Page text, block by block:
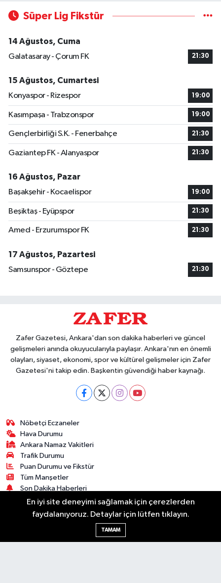
Süper Lig Fikstür
14 Ağustos, Cuma
Galatasaray - Çorum FK
21:30
15 Ağustos, Cumartesi
Konyaspor - Rizespor
19:00
Kasımpaşa - Trabzonspor 19:00
Gençlerbirliği S.K. - Fenerbahçe 21:30
Gaziantep FK - Alanyaspor 21:30
16 Ağustos, Pazar
Başakşehir - Kocaelispor
19:00
Beşiktaş - Eyüpspor 21:30
Amed - Erzurumspor FK 21:30
17 Ağustos, Pazartesi
Samsunspor - Göztepe
21:30
Zafer Gazetesi, Ankara'dan son dakika haberleri ve güncel
gelişmeleri anında okuyucularıyla paylaşır. Ankara'nın en önemli
olayları, siyaset, ekonomi, spor ve kültürel gelişmeler için Zafer
Gazetesi'ni takip edin. Başkentin güvendiği haber kaynağı.
Nöbetçi Eczaneler
Hava Durumu
Ankara Namaz Vakitleri
Trafik Durumu
Puan Durumu ve Fikstür
Tüm Manşetler
Son Dakika Haberleri
Haber Arşivi
Künye
Bilim & Teknoloji
En iyi site deneyimi sağlamak için çerezlerden
faydalanıyoruz. Detaylar için lütfen tıklayın.
TAMAM